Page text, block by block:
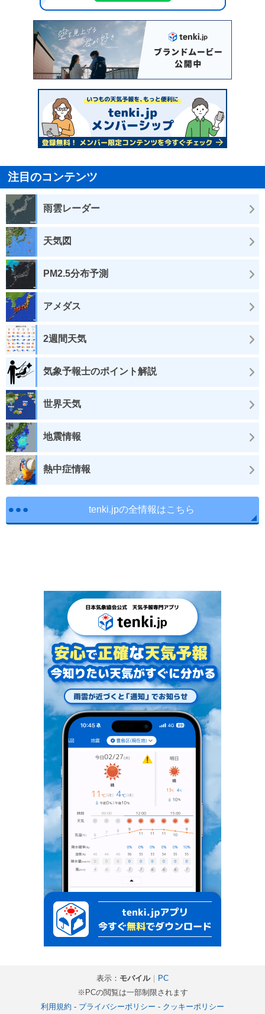
注目のコンテンツ
雨雲レーダー
天気図
PM2.5分布予測
アメダス
2週間天気
気象予報士のポイント解説
世界天気
地震情報
熱中症情報
tenki.jpの全情報はこちら
表示： モバイル｜
PC
※PCの閲覧は一部制限されます
利用規約 - プライバシーポリシー - クッキーポリシー